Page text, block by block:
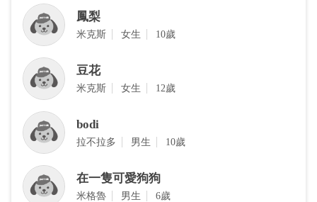
鳳梨
‎米克斯 女生 10歲
豆花
‎米克斯 女生 12歲
bodi
拉不拉多 男生 10歲
在一隻可愛狗狗
米格魯 男生 6歲